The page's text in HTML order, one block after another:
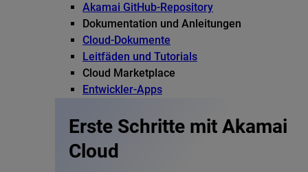
Akamai GitHub-Repository
Dokumentation und Anleitungen
Cloud-Dokumente
Leitfäden und Tutorials
Cloud Marketplace
Entwickler-Apps
Erste Schritte mit Akamai
Cloud